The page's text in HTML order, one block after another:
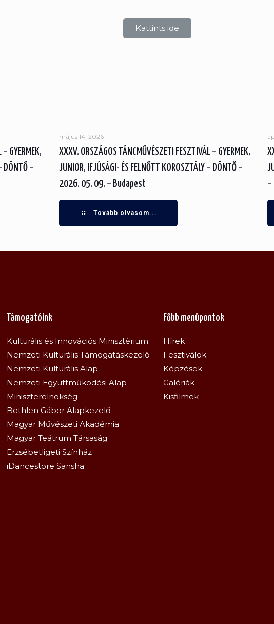
Kattints ide
GYERMEK,
DÖNTŐ –
május 14, 2026
XXXV. ORSZÁGOS TÁNCMŰVÉSZETI FESZTIVÁL – GYERMEK,
JUNIOR, IFJÚSÁGI- ÉS FELNŐTT KOROSZTÁLY – DÖNTŐ –
2026. 05. 09. – Budapest
Tovább olvasom...
–
Támogatóink
Kulturális és Innovációs Minisztérium
Nemzeti Kulturális Támogatáskezelő
Nemzeti Kulturális Alap
Nemzeti Együttműködési Alap
Miniszterelnökség
Bethlen Gábor Alapkezelő
Magyar Művészeti Akadémia
Magyar Teátrum Társaság
Erzsébetligeti Színház
iDancestore Sansha
Főbb menüpontok
Hírek
Fesztiválok
Képzések
Galériák
Kisfilmek